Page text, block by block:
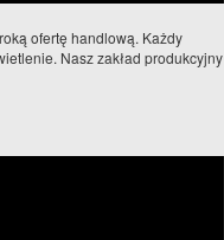
ofertę handlową. Każdy
Nasz zakład produkcyjny